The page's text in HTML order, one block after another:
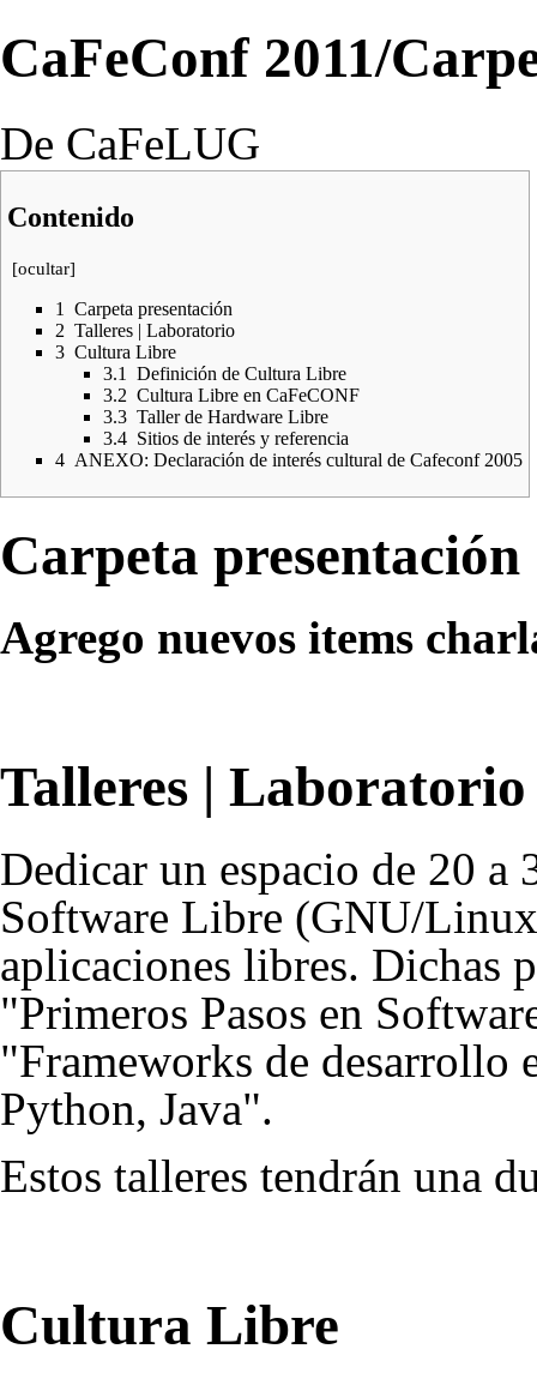
CaFeConf 2011/
De CaFeLUG
Contenido
[ocultar]
1
Carpeta presentación
2 Talleres | Laboratorio
3 Cultura Libre
3.1
Definición de Cultura Libre
3.2 Cultura Libre en CaFeCONF
3.3 Taller de Hardware Libre
3.4 Sitios de interés y referencia
4 ANEXO: Declaración de interés cultural de Cafeconf 2005
Carpeta presentación
Agrego nuevos items
Talleres | Laboratorio
Dedicar un espacio de 20 a
Software Libre (GNU/
aplicaciones libres. Dichas
"Primeros Pasos en
"Frameworks de desarrollo
Python, Java".
Estos talleres tendrán una
Cultura Libre